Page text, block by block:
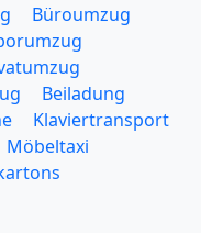
Büroumzug
Beiladung
Klaviertransport
Möbeltaxi